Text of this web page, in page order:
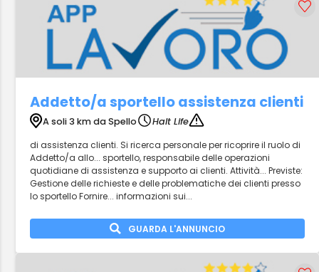
Addetto/a sportello assistenza clienti
A soli 3 km da Spello
Halt Life
di assistenza clienti. Si ricerca personale per ricoprire il ruolo di
Addetto/a allo... sportello, responsabile delle operazioni
quotidiane di assistenza e supporto ai clienti. Attività... Previste:
Gestione delle richieste e delle problematiche dei clienti presso
lo sportello Fornire... informazioni sui...
GUARDA L'ANNUNCIO